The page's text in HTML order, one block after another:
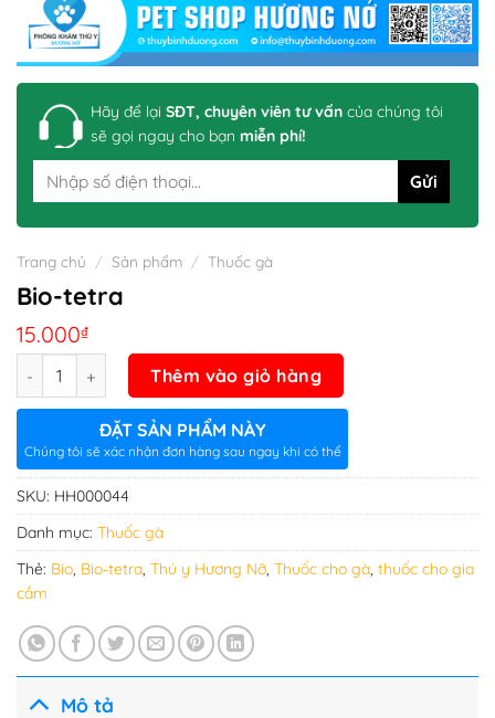
Hãy để lại SĐT, chuyên viên tư vấn của chúng tôi
sẽ gọi ngay cho bạn miễn phí!
Trang chủ / Sản phẩm / Thuốc gà
Bio-tetra
15.000₫
Thêm vào giỏ hàng
ĐẶT SẢN PHẨM NÀY
Chúng tôi sẽ xác nhận đơn hàng sau ngay khi có thể
SKU: HH000044
Danh mục: Thuốc gà
Thẻ: Bio, Bio-tetra, Thú y Hương Nỡ, Thuốc cho gà, thuốc cho gia
cầm
Mô tả